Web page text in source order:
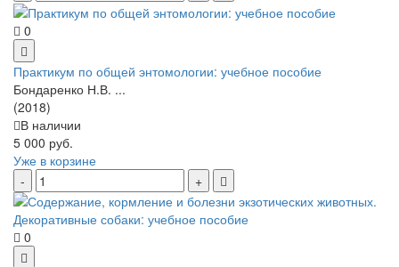
0
Практикум по общей энтомологии: учебное пособие
Бондаренко Н.В. ...
(2018)
В наличии
5 000 руб.
Уже в корзине
0